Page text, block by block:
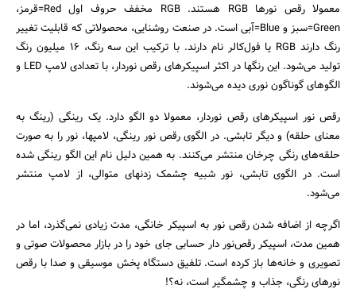
معمولا رقص نورها RGB هستند. RGB مخفف حروف اول Red=قرمز،
Green=سبز و Blue=آبی است. در صنعت روشنایی، محصولاتی که قابلیت تغییر
رنگ دارند RGB یا فول‌کالر نام دارند. با ترکیب این سه رنگ، 16 میلیون رنگ
تولید می‌شود. این رنگها در اکثر اسپیکرهای رقص نوردار، با تعدادی لامپ LED و
الگوهای گوناگون نوری دیده می‌شوند.
رقص نور اسپیکرهای رقص نوردار، معمولا دو الگو دارد. یک رینگی (رینگ به
معنای حلقه) و دیگر تابشی. در الگوی رقص نور رینگی، لامپها، نور را به صورت
حلقه‌های رنگی چرخان منتشر می‌کنند. به همین دلیل نام این الگو رینگی شده
است. در الگوی تابشی، نور شبیه چشمک زدنهای متوالی، از لامپ منتشر
می‌شود.
اگرچه از اضافه شدن رقص نور به اسپیکر خانگی، مدت زیادی نمی‌گذرد، اما در
همین مدت، اسپیکر رقص‌نور دار حسابی جای خود را در بازار محصولات صوتی و
تصویری و خانه‌ها باز کرده‌ است. تلفیق دستگاه پخش موسیقی و صدا با رقص
نورهای رنگی، جذاب و چشمگیر است، نه؟!